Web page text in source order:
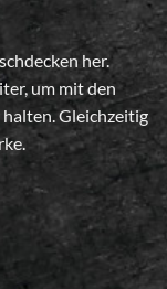
her.
um mit den
Gleichzeitig